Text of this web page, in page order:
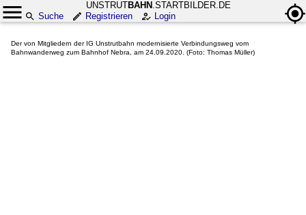
UNSTRUTBAHN .STARTBILDER.DE
Suche
Registrieren Login
Der von Mitgliedern der IG Unstrutbahn modernisierte Verbindungsweg vom
Bahnwanderweg zum Bahnhof Nebra, am 24.09.2020. (Foto: Thomas Müller)